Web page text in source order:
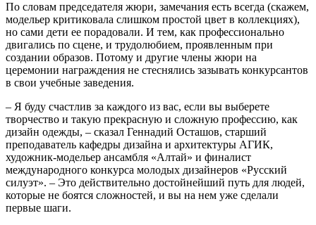
По словам председателя жюри, замечания есть всегда (скажем,
модельер критиковала слишком простой цвет в коллекциях),
но сами дети ее порадовали. И тем, как профессионально
двигались по сцене, и трудолюбием, проявленным при
создании образов. Потому и другие члены жюри на
церемонии награждения не стеснялись зазывать конкурсантов
в свои учебные заведения.
– Я буду счастлив за каждого из вас, если вы выберете
творчество и такую прекрасную и сложную профессию, как
дизайн одежды, – сказал Геннадий Осташов, старший
преподаватель кафедры дизайна и архитектуры АГИК,
художник-модельер ансамбля «Алтай» и финалист
международного конкурса молодых дизайнеров «Русский
силуэт». – Это действительно достойнейший путь для людей,
которые не боятся сложностей, и вы на нем уже сделали
первые шаги.